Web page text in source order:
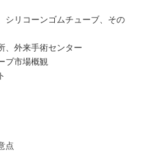
リコーンゴムチューブ、その
外来手術センター
ブ市場概観
点